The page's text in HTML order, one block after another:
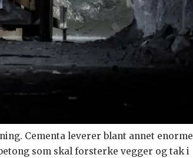
Cementa leverer blant annet enorme
som skal forsterke vegger og tak i